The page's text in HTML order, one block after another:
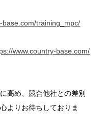
base.com/training_mpc/
www.country-base.com/
高め、競合他社との差別
よりお待ちしておりま